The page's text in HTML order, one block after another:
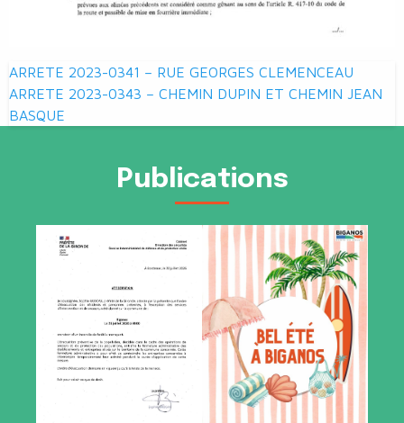
Navigation
de
l’article
ARRETE 2023-0341 – RUE GEORGES CLEMENCEAU
ARRETE 2023-0343 – CHEMIN DUPIN ET CHEMIN JEAN
BASQUE
Publications